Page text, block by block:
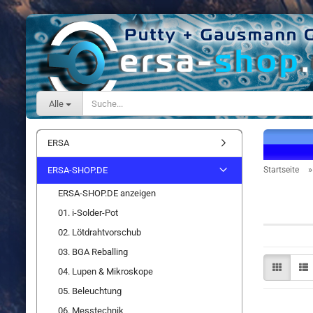
Alle
Startseite »
ERSA
ERSA-SHOP.DE
ERSA-SHOP.DE anzeigen
01. i-Solder-Pot
02. Lötdrahtvorschub
03. BGA Reballing
04. Lupen & Mikroskope
05. Beleuchtung
06. Messtechnik